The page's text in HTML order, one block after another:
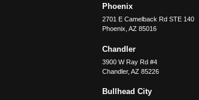
Phoenix
2701 E Camelback Rd STE 140
Phoenix ,AZ 85016
Chandler
3900 W Ray Rd #4
Chandler,AZ 85226
Bullhead City